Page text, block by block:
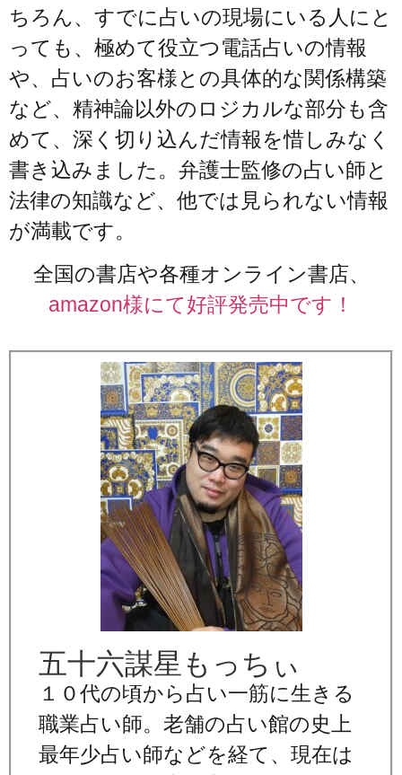
ちろん、すでに占いの現場にいる人にと
っても、極めて役立つ電話占いの情報
や、占いのお客様との具体的な関係構築
など、精神論以外のロジカルな部分も含
めて、深く切り込んだ情報を惜しみなく
書き込みました。弁護士監修の占い師と
法律の知識など、他では見られない情報
が満載です。
全国の書店や各種オンライン書店、
amazon様にて好評発売中です！
五十六謀星もっちぃ
１０代の頃から占い一筋に生きる
職業占い師。老舗の占い館の史上
最年少占い師などを経て、現在は